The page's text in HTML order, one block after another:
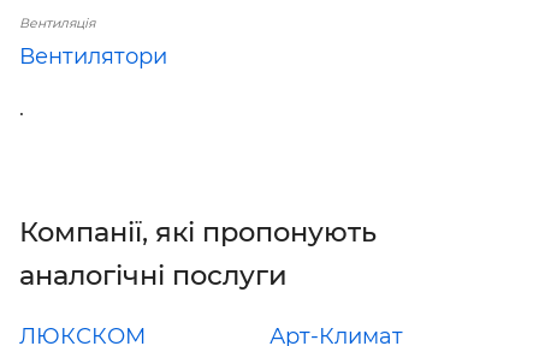
Вентиляція
Вентилятори
.
Компанії, які пропонують
аналогічні послуги
ЛЮКСКОМ
Арт-Климат